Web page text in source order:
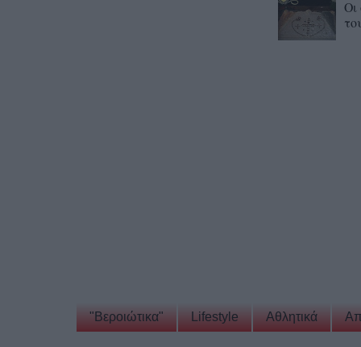
Οι
"Βεροιώτικα" Lifestyle Αθλητικά